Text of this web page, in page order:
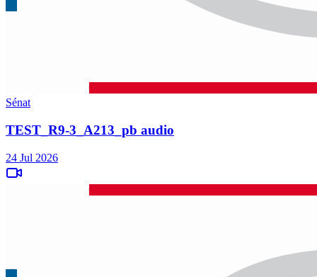
Sénat
TEST_R9-3_A213_pb audio
24 Jul 2026